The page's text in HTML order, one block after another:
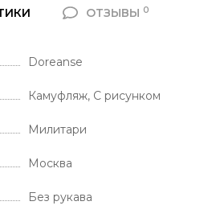
ОТЗЫВЫ 0
Doreanse
Камуфляж, С рисунком
Милитари
Москва
Без рукава